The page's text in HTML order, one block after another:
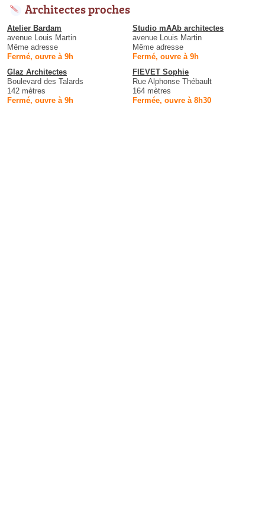
Architectes proches
Atelier Bardam
avenue Louis Martin
Même adresse
Fermé, ouvre à 9h
Studio mAAb architectes
avenue Louis Martin
Même adresse
Fermé, ouvre à 9h
Glaz Architectes
Boulevard des Talards
142 mètres
Fermé, ouvre à 9h
FIEVET Sophie
Rue Alphonse Thébault
164 mètres
Fermée, ouvre à 8h30